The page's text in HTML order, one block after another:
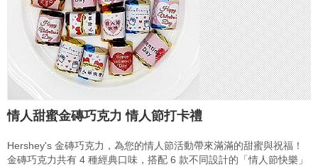
情人甜蜜金磚巧克力 情人節打卡禮
Hershey's 金磚巧克力，為您的情人節活動帶來滿滿的甜蜜與祝福！
金磚巧克力共有 4 種經典口味，搭配 6 款不同設計的「情人節快樂」